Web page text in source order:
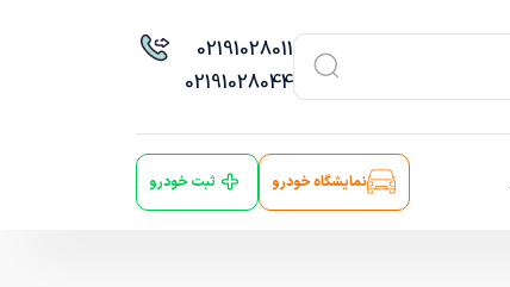
02191028011
02191028044
نمایشگاه خودرو ثبت خودرو